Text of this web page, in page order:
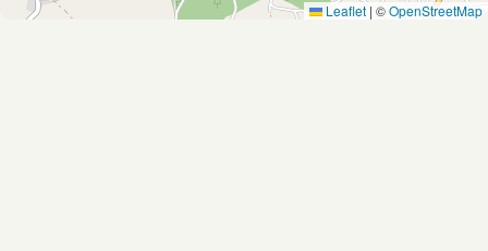
Leaflet | ©OpenStreetMap